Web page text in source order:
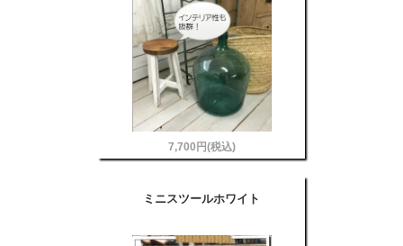
7,700円(税込)
ミニスツールホワイト